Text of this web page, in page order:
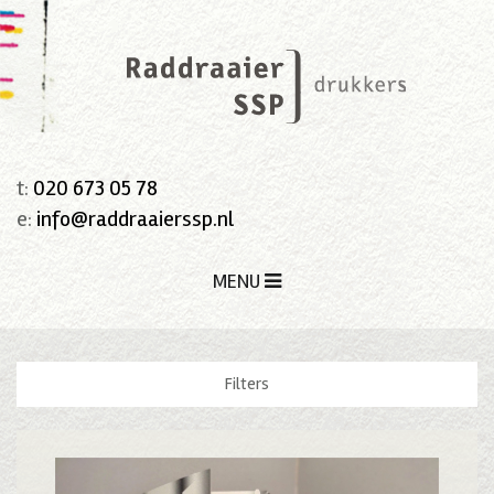
t: 020 673 05 78
e: info@raddraaierssp.nl
MENU
Filters